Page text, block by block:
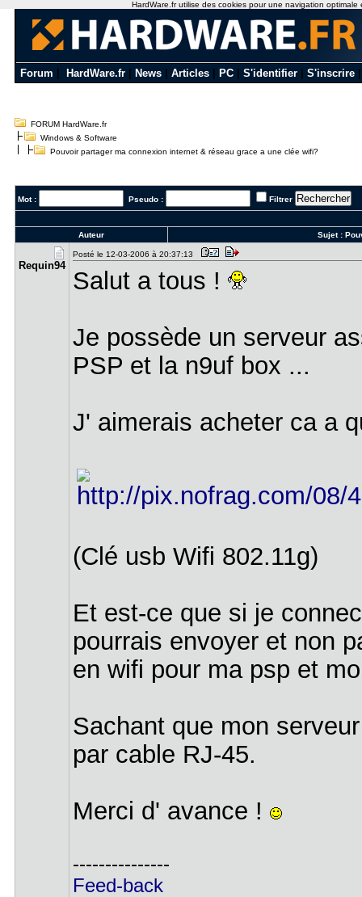
Forum HardWare.fr News Articles PC S'identifier S'inscrire
FORUM HardWare.fr
Windows & Software
Pouvoir partager ma connexion internet & réseau grace a une clée wifi?
Mot : Pseudo : Filtrer
Auteur Sujet :
Requin94
Posté le 12-03-2006 à 20:37:13
Salut a tous !
Je possède un serveur
PSP et la n9uf box ...
J' aimerais acheter ca a
(Clé usb Wifi 802.11g)
Et est-ce que si je
pourrais envoyer et non
en wifi pour ma psp et
Sachant que mon
par cable RJ-45.
Merci d' avance !
---------------
Feed-back
HardWare.fr utilise des cookies pour une navigation